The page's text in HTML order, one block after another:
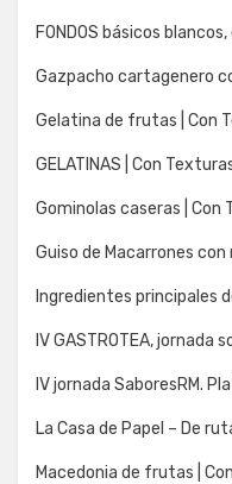
FONDOS básicos
Gazpacho cartagenero
Gelatina de frutas | Con
GELATINAS | Con
Gominolas caseras | Con
Guiso de Macarrones con
Ingredientes principales
IV GASTROTEA, jornada
IV jornada SaboresRM.
La Casa de Papel – De
Macedonia de frutas |